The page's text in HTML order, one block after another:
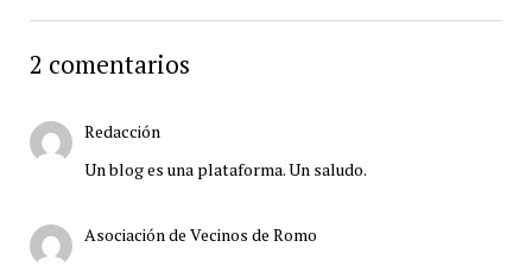
2 comentarios
Redacción
Un blog es una plataforma. Un saludo.
Asociación de Vecinos de Romo